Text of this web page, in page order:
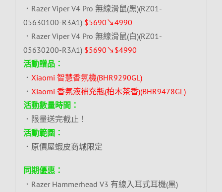
．Razer Viper V4 Pro 無線滑鼠(黑)(RZ01-
05630100-R3A1) $5690↘4990
．Razer Viper V4 Pro 無線滑鼠(白)(RZ01-
05630200-R3A1) $5690↘$4990
活動贈品：
． Xiaomi 智慧香氛機(BHR9290GL)
． Xiaomi 香氛液補充瓶(柏木茶香)(BHR9478GL)
活動數量時間：
．限量送完截止！
活動範圍：
．原價屋蝦皮商城限定
同期優惠：
．Razer Hammerhead V3 有線入耳式耳機(黑)